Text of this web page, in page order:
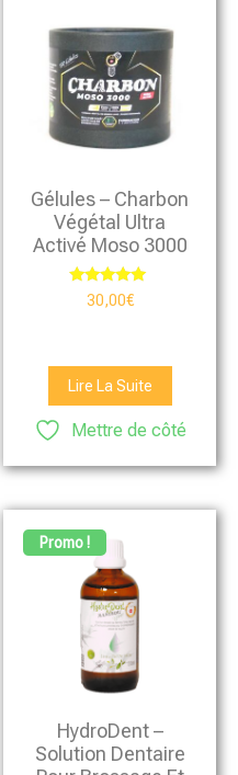
Gélules – Charbon
Végétal Ultra
Activé Moso 3000
Note
4.88
30,00€
Lire La Suite
Mettre de côté
Promo !
HydroDent –
Solution Dentaire